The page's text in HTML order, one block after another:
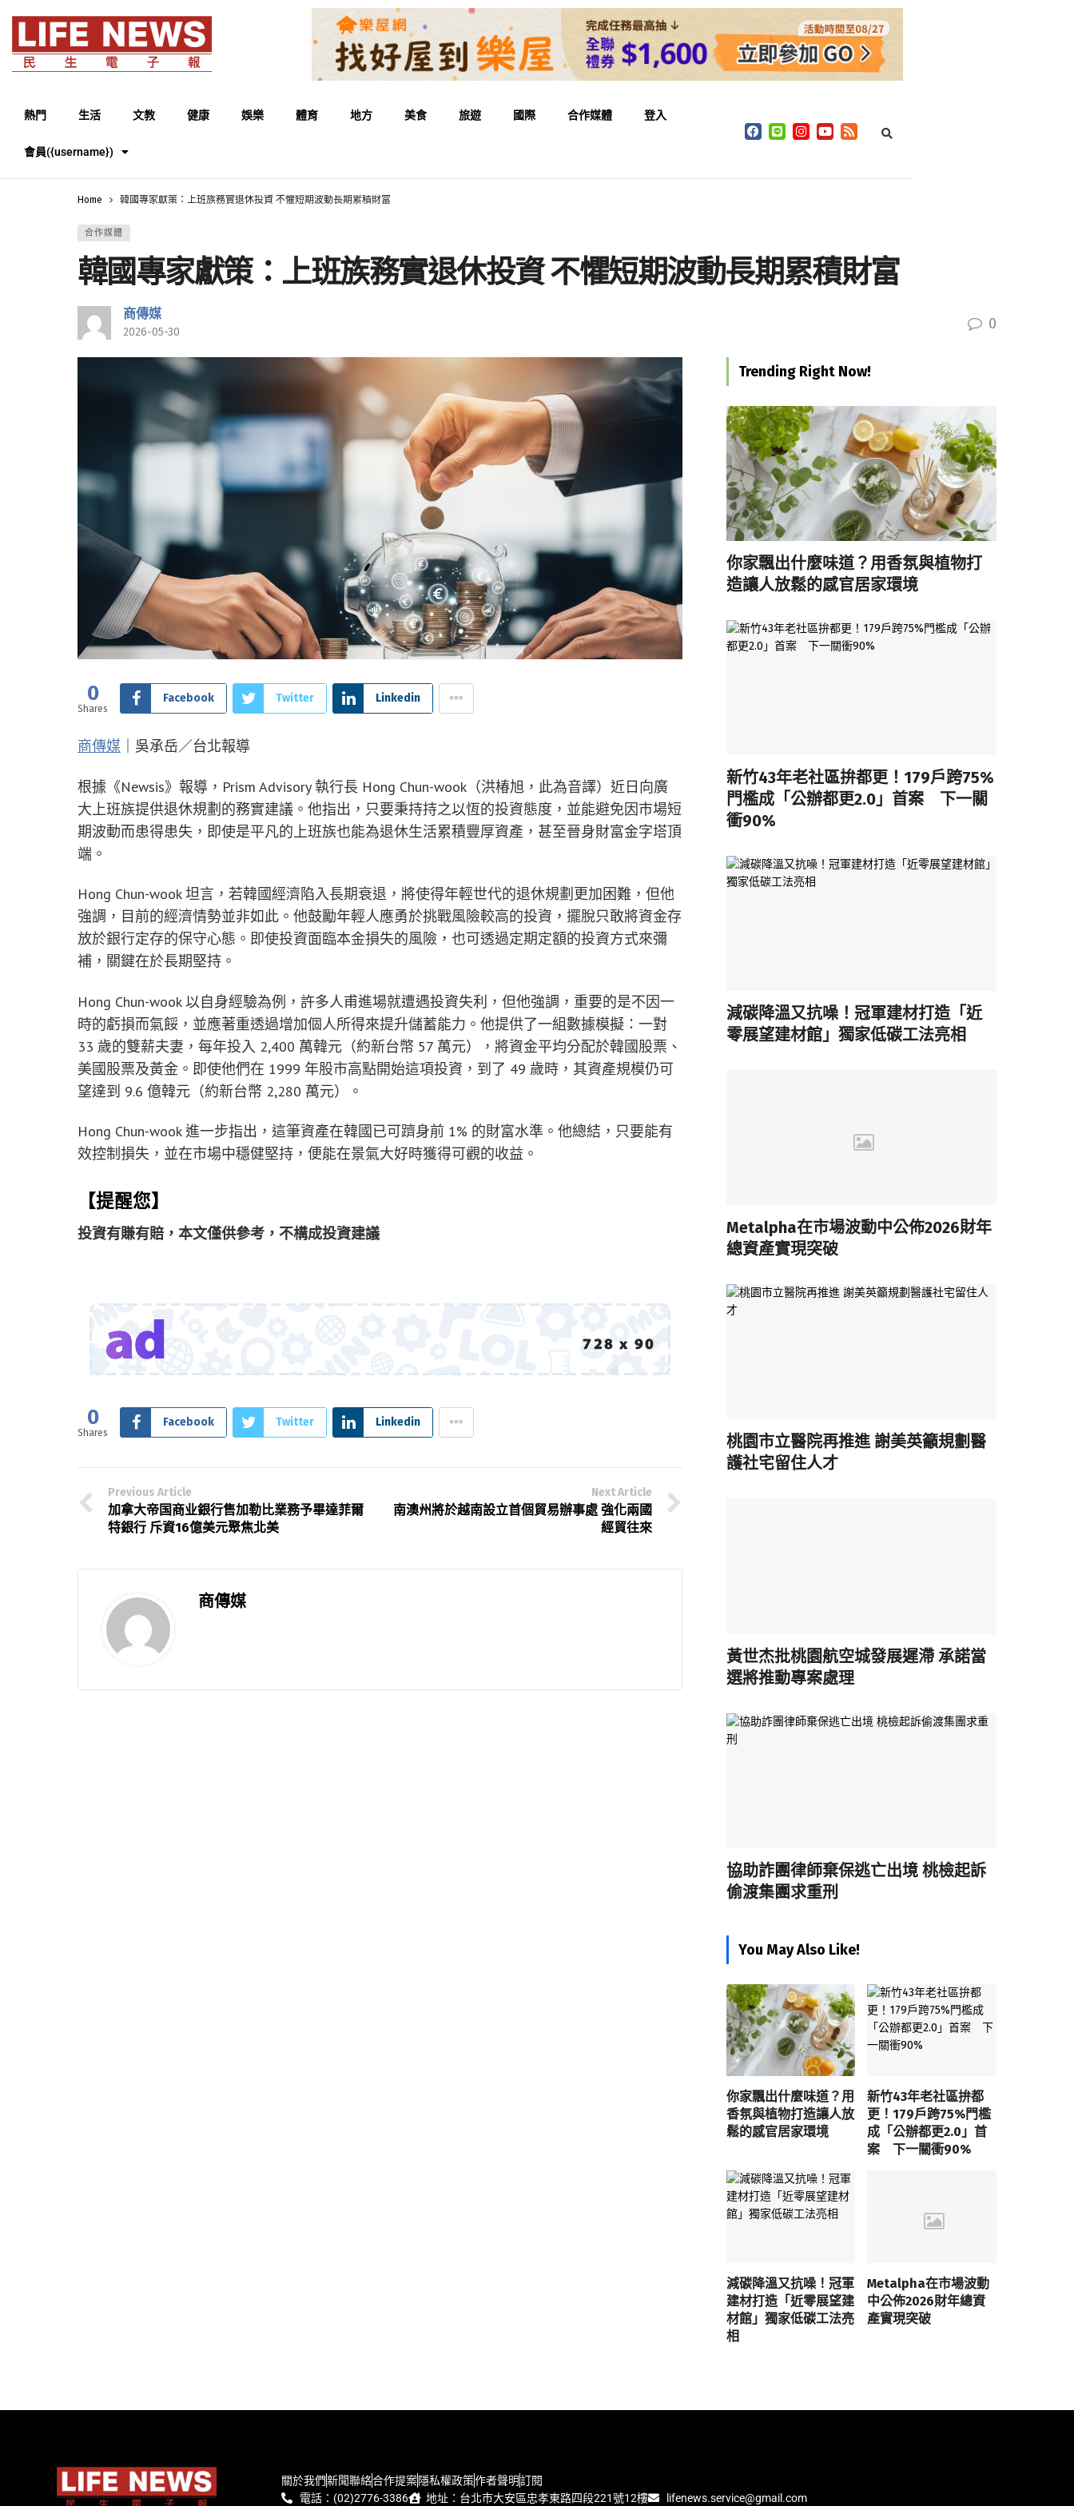
熱門 生活 文教 健康 娛樂 體育 地方 美食 旅遊 國際 合作媒體 登入
會員({username})
Home 韓國專家獻策：上班族務實退休投資 不懼短期波動長期累積財富
合作媒體
韓國專家獻策：上班族務實退休投資 不懼短期波動長期累積財富
商傳媒
2026-05-30 0
0
Shares
Facebook Twitter Linkedin
商傳媒 ｜吳承岳／台北報導
根據《Newsis》報導，Prism Advisory 執行長 Hong Chun-wook（洪椿旭，此為音譯）近日向廣
大上班族提供退休規劃的務實建議。他指出，只要秉持持之以恆的投資態度，並能避免因市場短
期波動而患得患失，即使是平凡的上班族也能為退休生活累積豐厚資產，甚至晉身財富金字塔頂
端。
Hong Chun-wook 坦言，若韓國經濟陷入長期衰退，將使得年輕世代的退休規劃更加困難，但他
強調，目前的經濟情勢並非如此。他鼓勵年輕人應勇於挑戰風險較高的投資，擺脫只敢將資金存
放於銀行定存的保守心態。即使投資面臨本金損失的風險，也可透過定期定額的投資方式來彌
補，關鍵在於長期堅持。
Hong Chun-wook 以自身經驗為例，許多人甫進場就遭遇投資失利，但他強調，重要的是不因一
時的虧損而氣餒，並應著重透過增加個人所得來提升儲蓄能力。他提供了一組數據模擬：一對
33 歲的雙薪夫妻，每年投入 2,400 萬韓元（約新台幣 57 萬元），將資金平均分配於韓國股票、
美國股票及黃金。即使他們在 1999 年股市高點開始這項投資，到了 49 歲時，其資產規模仍可
望達到 9.6 億韓元（約新台幣 2,280 萬元）。
Hong Chun-wook 進一步指出，這筆資產在韓國已可躋身前 1% 的財富水準。他總結，只要能有
效控制損失，並在市場中穩健堅持，便能在景氣大好時獲得可觀的收益。
【提醒您】
投資有賺有賠，本文僅供參考，不構成投資建議
0
Shares
Facebook Twitter Linkedin
Previous Article
加拿大帝国商业銀行售加勒比業務予畢達菲爾
特銀行 斥資16億美元聚焦北美
Next Article
南澳州將於越南設立首個貿易辦事處 強化兩國
經貿往來
商傳媒
Trending Right Now!
你家飄出什麼味道？用香氛與植物打
造讓人放鬆的感官居家環境
新竹43年老社區拚都更！179戶跨75%
門檻成「公辦都更2.0」首案 下一關
衝90%
減碳降溫又抗噪！冠軍建材打造「近
零展望建材館」獨家低碳工法亮相
Metalpha在市場波動中公佈2026財年
總資產實現突破
桃園市立醫院再推進 謝美英籲規劃醫
護社宅留住人才
黃世杰批桃園航空城發展遲滯 承諾當
選將推動專案處理
協助詐團律師棄保逃亡出境 桃檢起訴
偷渡集團求重刑
You May Also Like!
你家飄出什麼味道？用
香氛與植物打造讓人放
鬆的感官居家環境
新竹43年老社區拚都
更！179戶跨75%門檻
成「公辦都更2.0」首
案 下一關衝90%
減碳降溫又抗噪！冠軍
建材打造「近零展望建
材館」獨家低碳工法亮
相
Metalpha在市場波動
中公佈2026財年總資
產實現突破
關於我們新聞聯絡合作提案隱私權政策作者聲明訂閱
電話：(02)2776-3386
地址：台北市大安區忠孝東路四段221號12樓 lifenews.service@gmail.com